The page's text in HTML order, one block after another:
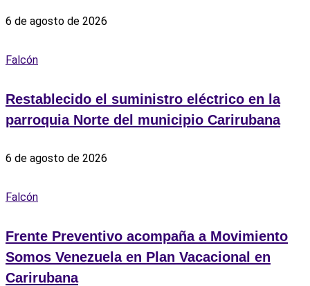
6 de agosto de 2026
Falcón
Restablecido el suministro eléctrico en la
parroquia Norte del municipio Carirubana
6 de agosto de 2026
Falcón
Frente Preventivo acompaña a Movimiento
Somos Venezuela en Plan Vacacional en
Carirubana